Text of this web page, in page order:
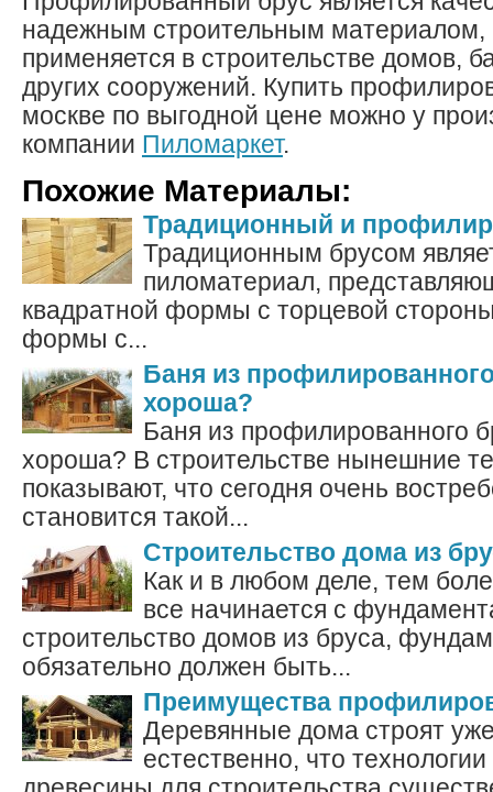
надежным строительным материалом,
применяется в строительстве домов,
других сооружений. Купить
москве по выгодной цене можно у
компании Пиломаркет.
Похожие Материалы:
Традиционный и
Традиционным брусом
пиломатериал,
квадратной формы с торцевой
формы с...
Баня из
хороша?
Баня из профилированного
хороша? В строительстве нынешние
показывают, что сегодня очень
становится такой...
Строительство дома из
Как и в любом деле, тем
все начинается с
строительство домов из бруса,
обязательно должен быть...
Преимущества
Деревянные дома строят
естественно, что